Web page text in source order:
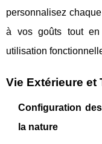
personnalisez chaque
à vos goûts tout
utilisation
Vie Extérieure et
Configuration
la nature